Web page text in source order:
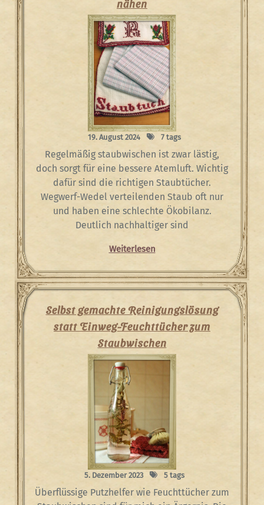
nähen
19. August 2024 7 tags
Regelmäßig staubwischen ist zwar lästig,
doch sorgt für eine bessere Atemluft. Wichtig
dafür sind die richtigen Staubtücher.
Wegwerf-Wedel verteilenden Staub oft nur
und haben eine schlechte Ökobilanz.
Deutlich nachhaltiger sind
Weiterlesen
Selbst gemachte Reinigungslösung
statt Einweg-Feuchttücher zum
Staubwischen
5. Dezember 2023 5 tags
Überflüssige Putzhelfer wie Feuchttücher zum